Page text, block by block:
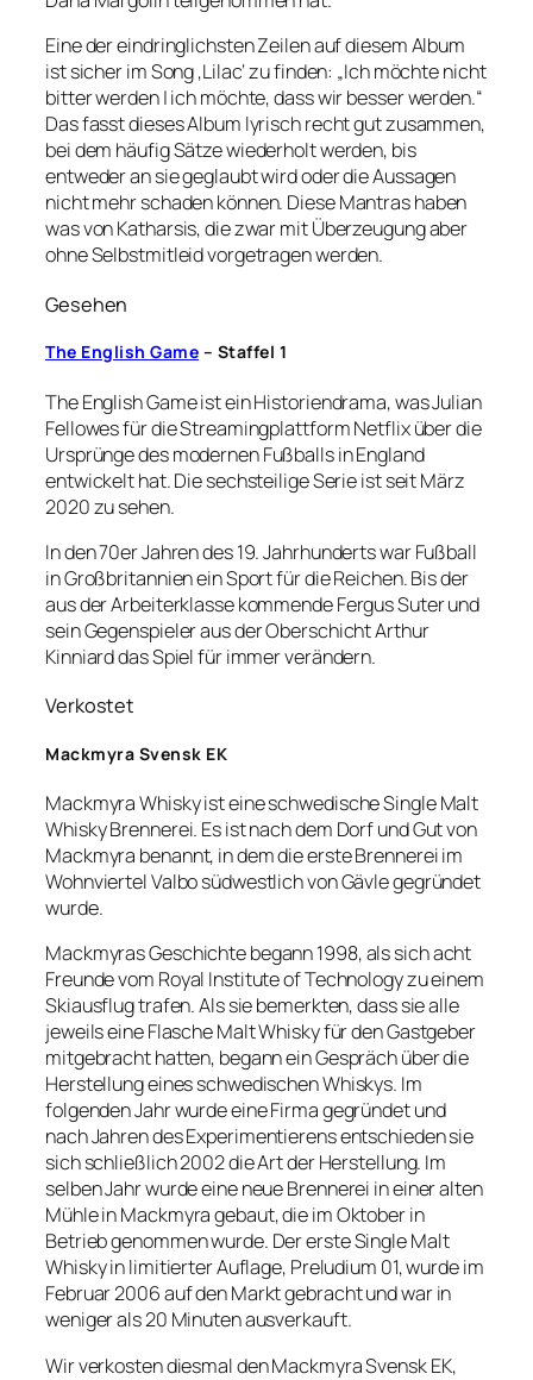
Eine der eindringlichsten Zeilen auf diesem Album
ist sicher im Song ‚Lilac‘ zu finden: „Ich möchte nicht
bitter werden | ich möchte, dass wir besser werden.“
Das fasst dieses Album lyrisch recht gut zusammen,
bei dem häufig Sätze wiederholt werden, bis
entweder an sie geglaubt wird oder die Aussagen
nicht mehr schaden können. Diese Mantras haben
was von Katharsis, die zwar mit Überzeugung aber
ohne Selbstmitleid vorgetragen werden.
Gesehen
The English Game – Staffel 1
The English Game ist ein Historiendrama, was Julian
Fellowes für die Streamingplattform Netflix über die
Ursprünge des modernen Fußballs in England
entwickelt hat. Die sechsteilige Serie ist seit März
2020 zu sehen.
In den 70er Jahren des 19. Jahrhunderts war Fußball
in Großbritannien ein Sport für die Reichen. Bis der
aus der Arbeiterklasse kommende Fergus Suter und
sein Gegenspieler aus der Oberschicht Arthur
Kinniard das Spiel für immer verändern.
Verkostet
Mackmyra Svensk EK
Mackmyra Whisky ist eine schwedische Single Malt
Whisky Brennerei. Es ist nach dem Dorf und Gut von
Mackmyra benannt, in dem die erste Brennerei im
Wohnviertel Valbo südwestlich von Gävle gegründet
wurde.
Mackmyras Geschichte begann 1998, als sich acht
Freunde vom Royal Institute of Technology zu einem
Skiausflug trafen. Als sie bemerkten, dass sie alle
jeweils eine Flasche Malt Whisky für den Gastgeber
mitgebracht hatten, begann ein Gespräch über die
Herstellung eines schwedischen Whiskys. Im
folgenden Jahr wurde eine Firma gegründet und
nach Jahren des Experimentierens entschieden sie
sich schließlich 2002 die Art der Herstellung. Im
selben Jahr wurde eine neue Brennerei in einer alten
Mühle in Mackmyra gebaut, die im Oktober in
Betrieb genommen wurde. Der erste Single Malt
Whisky in limitierter Auflage, Preludium 01, wurde im
Februar 2006 auf den Markt gebracht und war in
weniger als 20 Minuten ausverkauft.
Wir verkosten diesmal den Mackmyra Svensk EK,